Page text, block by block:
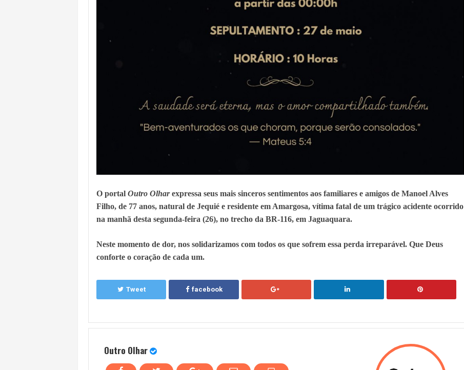
O portal Outro Olharexpressa seus mais sinceros sentimentos aos familiares e amigos de Manoel Alves
Filho, de 77 anos, natural de Jequié e residente em Amargosa, vítima fatal de um trágico acidente ocorrido
na manhã desta segunda-feira (26), no trecho da BR-116, em Jaguaquara.
Neste momento de dor, nos solidarizamos com todos os que sofrem essa perda irreparável. Que Deus
conforte o coração de cada um.
Tweet facebook
Outro Olhar